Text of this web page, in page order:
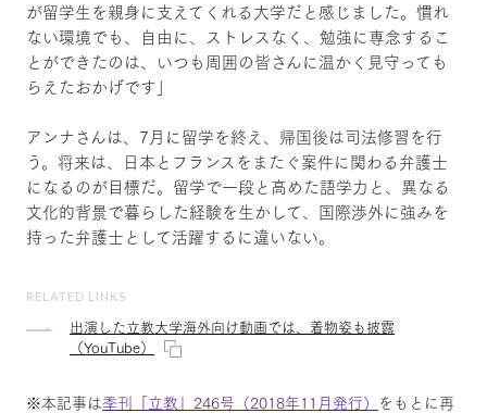
が留学生を親身に支えてくれる大学だと感じました。慣れ
ない環境でも、自由に、ストレスなく、勉強に専念するこ
とができたのは、いつも周囲の皆さんに温かく見守っても
らえたおかげです」
アンナさんは、7月に留学を終え、帰国後は司法修習を行
う。将来は、日本とフランスをまたぐ案件に関わる弁護士
になるのが目標だ。留学で一段と高めた語学力と、異なる
文化的背景で暮らした経験を生かして、国際渉外に強みを
持った弁護士として活躍するに違いない。
RELATED LINKS
出演した立教大学海外向け動画では、着物姿も披露
（YouTube）
※本記事は季刊「立教」246号（2018年11月発行） をもとに再